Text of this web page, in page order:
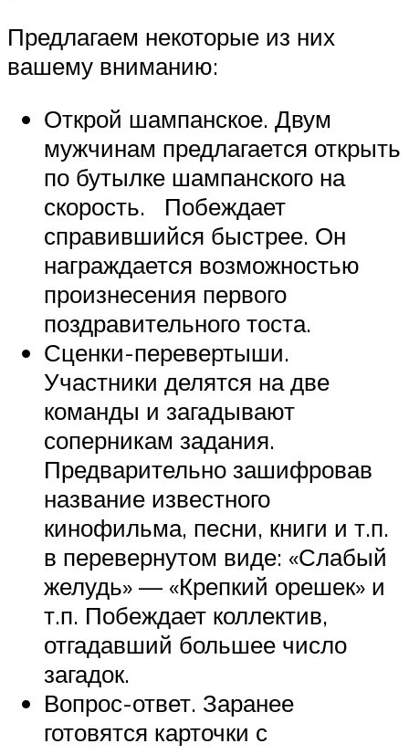
Предлагаем некоторые из них
вашему вниманию:
Открой шампанское. Двум
мужчинам предлагается открыть
по бутылке шампанского на
скорость. Побеждает
справившийся быстрее. Он
награждается возможностью
произнесения первого
поздравительного тоста.
Сценки-перевертыши.
Участники делятся на две
команды и загадывают
соперникам задания.
Предварительно зашифровав
название известного
кинофильма, песни, книги и т.п.
в перевернутом виде: «Слабый
желудь» — «Крепкий орешек» и
т.п. Побеждает коллектив,
отгадавший большее число
загадок.
Вопрос-ответ. Заранее
готовятся карточки с